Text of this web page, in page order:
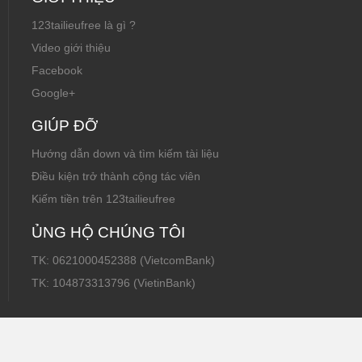
123tailieufree là gì ?
Video giới thiệu
Facebook
Google+
GIÚP ĐỠ
Hướng dẫn down và tìm kiếm tài liệu
Điều kiện trở thành cộng tác viên
Kiếm tiền trên 123tailieufree
ỦNG HỘ CHÚNG TÔI
TK: 0621000452388 (VietcomBank)
TK: 104873313796 (VietinBank)